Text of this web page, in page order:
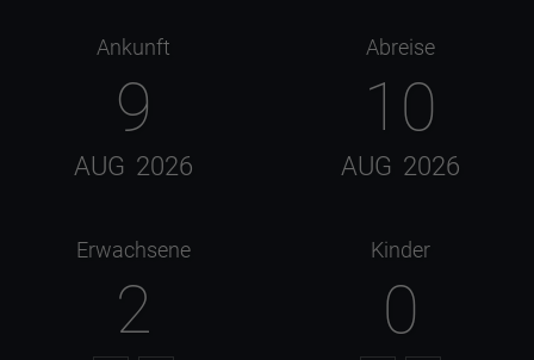
Ankunft
9
AUG 2026
Abreise
10
AUG 2026
Erwachsene
2
Kinder
0